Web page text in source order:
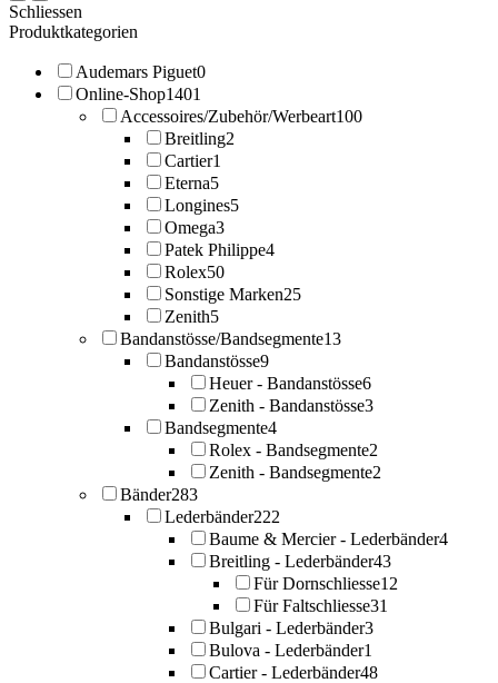
Schliessen
Produktkategorien
Audemars Piguet0
Online-Shop1401
Accessoires/Zubehör/Werbeart100
Breitling2
Cartier1
Eterna5
Longines5
Omega3
Patek Philippe4
Rolex50
Sonstige Marken25
Zenith5
Bandanstösse/Bandsegmente13
Bandanstösse9
Heuer - Bandanstösse6
Zenith - Bandanstösse3
Bandsegmente4
Rolex - Bandsegmente2
Zenith - Bandsegmente2
Bänder283
Lederbänder222
Baume & Mercier - Lederbänder4
Breitling - Lederbänder43
Für Dornschliesse12
Für Faltschliesse31
Bulgari - Lederbänder3
Bulova - Lederbänder1
Cartier - Lederbänder48